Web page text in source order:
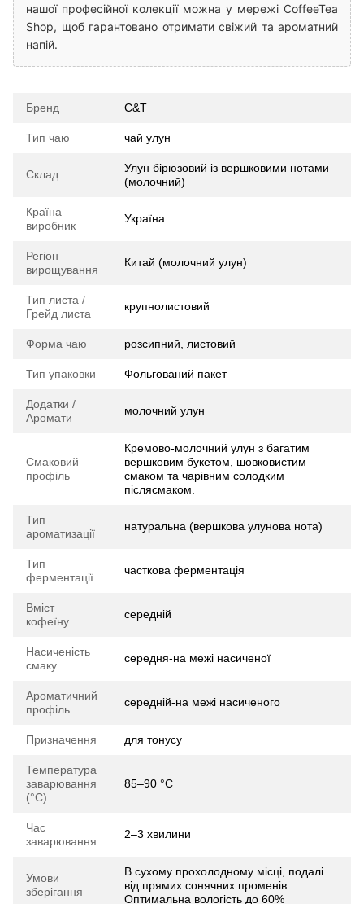
нашої професійної колекції можна у мережі CoffeeTea
Shop, щоб гарантовано отримати свіжий та ароматний
напій.
Бренд C&T
Тип чаю чай улун
Склад
Улун бірюзовий із вершковими нотами
(молочний)
Країна
виробник
Україна
Регіон
вирощування
Китай (молочний улун)
Тип листа /
Грейд листа
крупнолистовий
Форма чаю розсипний, листовий
Тип упаковки Фольгований пакет
Додатки /
Аромати
молочний улун
Смаковий
профіль
Кремово-молочний улун з багатим
вершковим букетом, шовковистим
смаком та чарівним солодким
післясмаком.
Тип
ароматизації
натуральна (вершкова улунова нота)
Тип
ферментації
часткова ферментація
Вміст
кофеїну
середній
Насиченість
смаку
середня-на межі насиченої
Ароматичний
профіль
середній-на межі насиченого
Призначення для тонусу
Температура
заварювання
(°C)
85–90 °C
Час
заварювання
2–3 хвилини
Умови
зберігання
В сухому прохолодному місці, подалі
від прямих сонячних променів.
Оптимальна вологість до 60%